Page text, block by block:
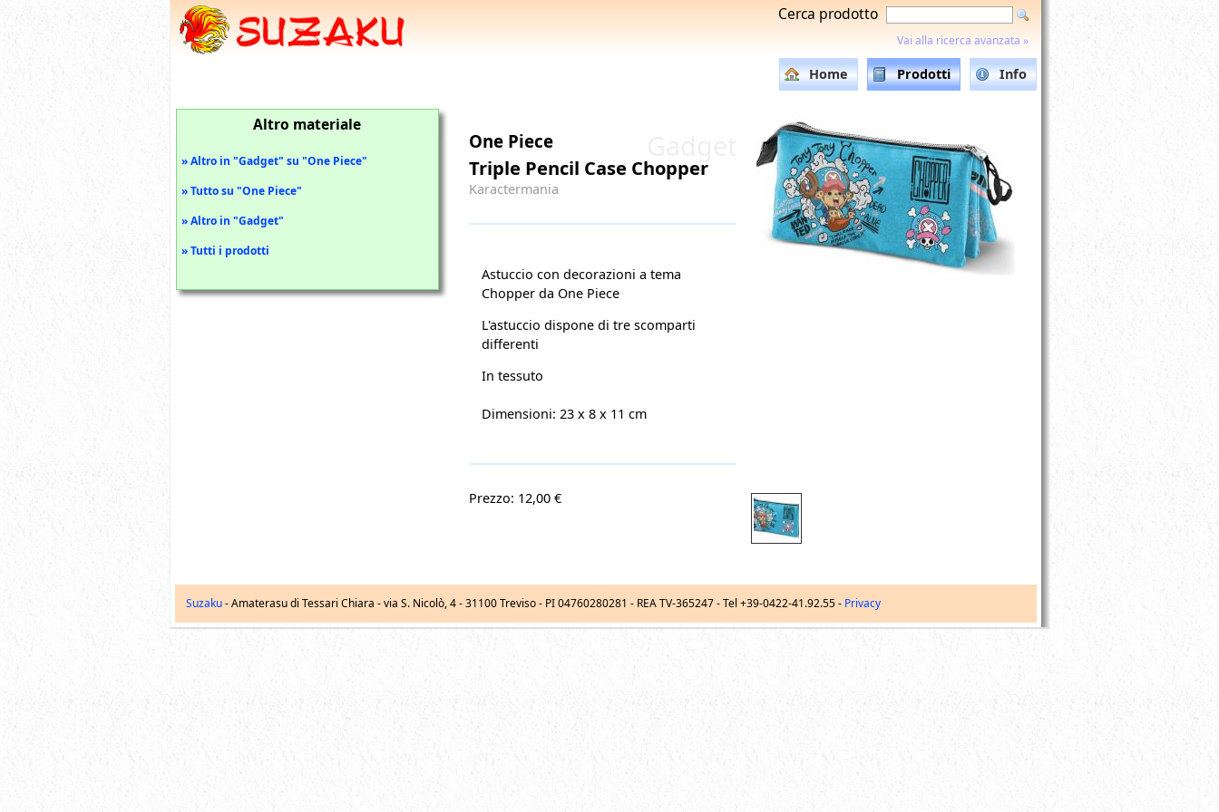
Cerca prodotto
Vai alla ricerca avanzata »
Home Prodotti Info
One Piece
Triple Pencil Case Chopper
Karactermania
Astuccio con decorazioni a tema
Chopper da One Piece
L'astuccio dispone di tre scomparti
differenti
In tessuto
Dimensioni: 23 x 8 x 11 cm
Prezzo: 12,00 €
Altro materiale
» Altro in "Gadget" su "One Piece"
» Tutto su "One Piece"
» Altro in "Gadget"
» Tutti i prodotti
Suzaku- Amaterasu di Tessari Chiara -via S. Nicolò, 4-31100 Treviso - PI 04760280281 - REA TV-365247 -Tel +39-0422-41.92.55- Privacy